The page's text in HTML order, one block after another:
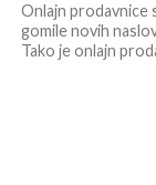
Onlajn prodavnice
gomile novih
Tako je onlajn